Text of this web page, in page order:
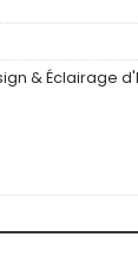
& Éclairage